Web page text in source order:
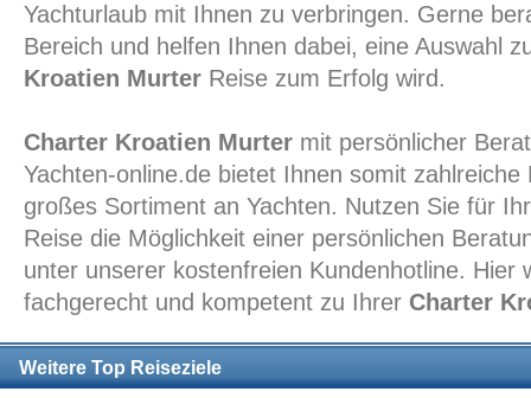
Yachturlaub mit Ihnen zu verbringen. Gerne
Bereich und helfen Ihnen dabei, eine Auswahl
Kroatien MurterReise zum Erfolg wird.
Charter Kroatien Murtermit persönlicher
Yachten-online.de bietet Ihnen somit zahlreiche
großes Sortiment an Yachten. Nutzen Sie für
Reise die Möglichkeit einer persönlichen
unter unserer kostenfreien Kundenhotline. Hier
fachgerecht und kompetent zu Ihrer Charter
Weitere Top Reiseziele